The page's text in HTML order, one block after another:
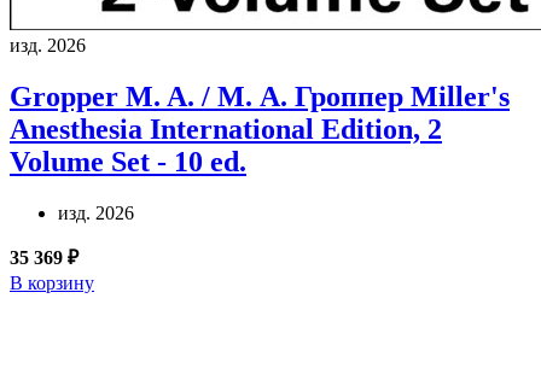
изд. 2026
Gropper M. A. / М. А. Гроппер Miller's
Anesthesia International Edition, 2
Volume Set - 10 ed.
изд. 2026
35 369 ₽
В корзину